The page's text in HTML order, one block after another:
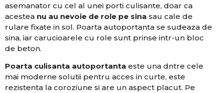
asemanator cu cel al unei porti culisante, doar ca
acestea nu au nevoie de role pe sina sau cale de
rulare fixate in sol. Poarta autoportanta se sudeaza de
sina, iar carucioarele cu role sunt prinse intr-un bloc
de beton.
Poarta culisanta autoportanta este una dntre cele
mai moderne solutii pentru acces in curte, este
rezistenta la coroziune si are un aspect placut. Pe